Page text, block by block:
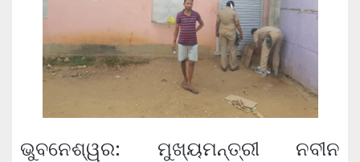
ଭୁବନେଶ୍ୱର: ମୁଖ୍ୟମନ୍ତ୍ରୀ ନବୀନ